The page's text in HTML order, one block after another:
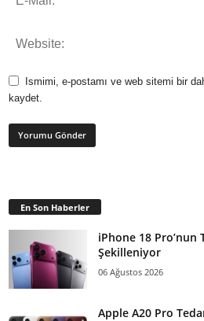
Ismimi, e-postamı ve web sitemi bir
kaydet.
En Son Haberler
iPhone 18 Pro’nun
Şekilleniyor
06 Ağustos 2026
Apple A20 Pro